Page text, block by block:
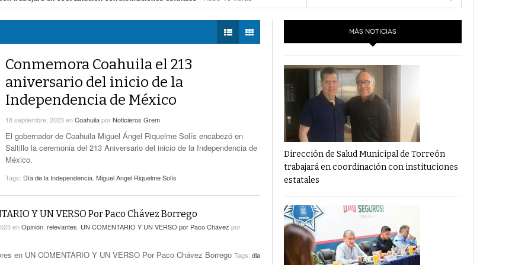
Estatales
Proponen Más Tecnología Para Vigilar La
Movilidad De Taxis- hace 16 horas -
Detienen A 18 Personas En Centro Comercial
De Torreón
Realizan En Torreón Trámites De Licencias De
Construcción - hace 16 horas -
TWEETS AND
ESTÉREO GALLITO
Financiamiento’ Por PC29
‘La Laguna: Bomba De Tiempo Por Falta De
Planeación’ Por PC29
‘Las Corrupciones, Sus Formas Y Efectos’ Por
PC29- 7 mayo, 2021
de espacios y vialidades seguras- hace 15 horas -
movilidad de taxis- hace 16 horas -
de Torreón
de construcción- hace 16 horas -
Conmemora Coahuila el 213
aniversario del inicio de la
Independencia de México
18 septiembre, 2023enCoahuilaporNoticieros Grem
El gobernador de Coahuila Miguel Ángel Riquelme Solís encabezó en
Saltillo la ceremonia del 213 Aniversario del inicio de la Independencia de
México.
Tags: Día de la Independencia Miguel Angel Riquelme Solís
Y UN VERSO Por Paco Chávez Borrego
enOpinión relevantes UN COMENTARIO Y UN VERSO por Paco Chávez por
en UN COMENTARIO Y UN VERSO Por Paco Chávez Borrego Tags: dia
MÁS NOTICIAS
Dirección de Salud Municipal de Torreón
trabajará en coordinación con instituciones
estatales